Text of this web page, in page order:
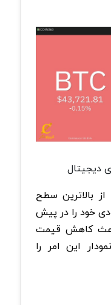
دیجیتال
بالاترین سطح
خود را در پیش
کاهش قیمت
این امر را